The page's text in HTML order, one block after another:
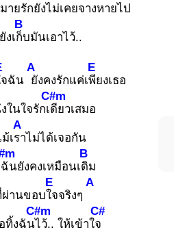
ายรักยังไม่เคยจางหายไป
งเ
B
ก็บมันเอาไว้..
จฉัน
A
ยังคงรักแค่เ
E
พียงเธอ
ในใจรักเ
C#m
ดียวเสมอ
เ
A
ราไม่ได้เจอกัน
ฉันยังคงเหมือนเ
B
ดิม
ผ่านขอบ
E
ใจจริงๆ
A
ทิ้งฉัน
C#m
ไว้.. ให้เข้าใ
C#
จ